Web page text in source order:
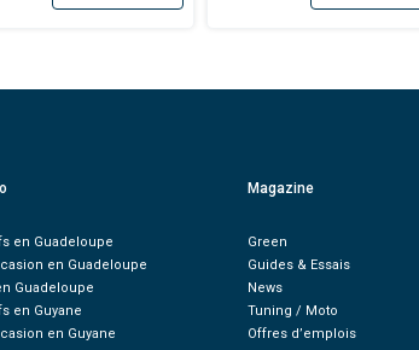
en Guadeloupe
en Guadeloupe
Guadeloupe
en Guyane
en Guyane
Magazine
Green
Guides & Essais
News
Tuning / Moto
Offres d’emplois